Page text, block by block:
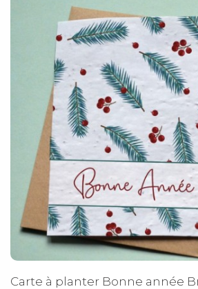
Carte à planter Bonne année